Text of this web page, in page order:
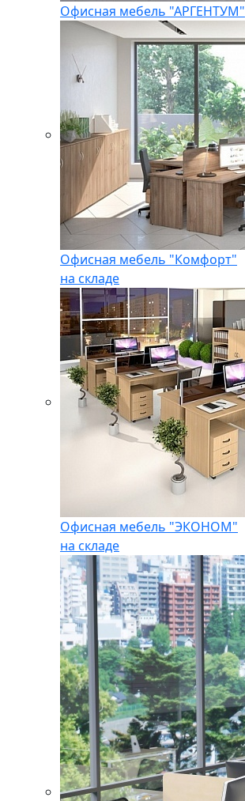
Офисная мебель "АРГЕНТУМ"
Офисная мебель "Комфорт"
на складе
Офисная мебель "ЭКОНОМ"
на складе